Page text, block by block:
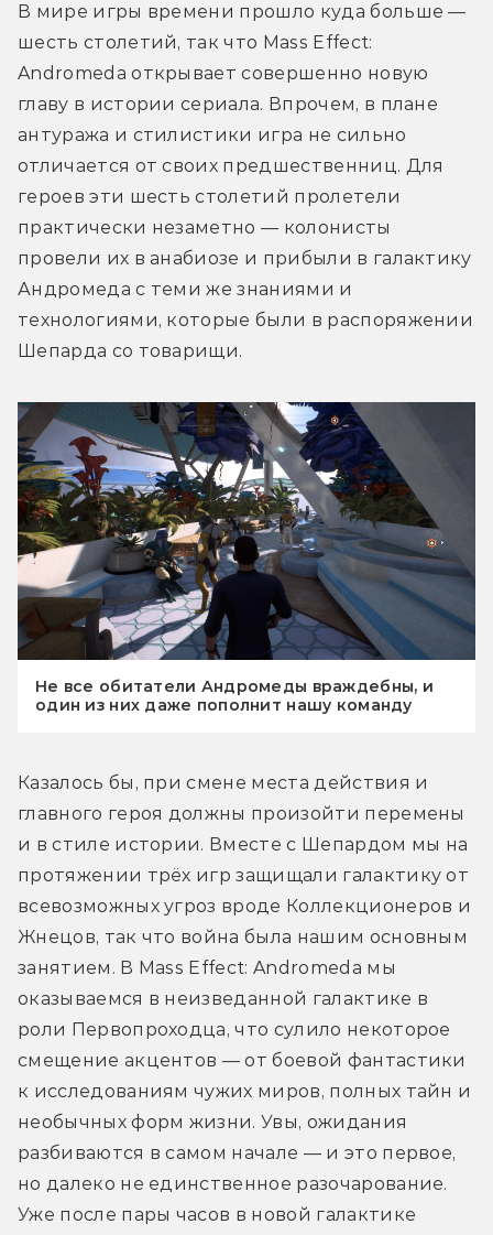
В мире игры времени прошло куда больше —
шесть столетий, так что Mass Effect:
Andromeda открывает совершенно новую
главу в истории сериала. Впрочем, в плане
антуража и стилистики игра не сильно
отличается от своих предшественниц. Для
героев эти шесть столетий пролетели
практически незаметно — колонисты
провели их в анабиозе и прибыли в галактику
Андромеда с теми же знаниями и
технологиями, которые были в распоряжении
Шепарда со товарищи.
Не все обитатели Андромеды враждебны, и
один из них даже пополнит нашу команду
Казалось бы, при смене места действия и
главного героя должны произойти перемены
и в стиле истории. Вместе с Шепардом мы на
протяжении трёх игр защищали галактику от
всевозможных угроз вроде Коллекционеров и
Жнецов, так что война была нашим основным
занятием. В Mass Effect: Andromeda мы
оказываемся в неизведанной галактике в
роли Первопроходца, что сулило некоторое
смещение акцентов — от боевой фантастики
к исследованиям чужих миров, полных тайн и
необычных форм жизни. Увы, ожидания
разбиваются в самом начале — и это первое,
но далеко не единственное разочарование.
Уже после пары часов в новой галактике